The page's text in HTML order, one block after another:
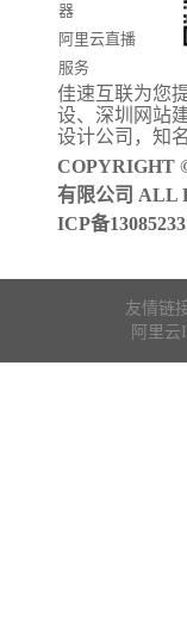
器
阿里云直播
服务
阿里云ICP备
案
佳速互联为您
设、 深圳网站
设计公司 ，知名
COPYRIGHT
有限公司 ALL
ICP备
友情链
阿里云